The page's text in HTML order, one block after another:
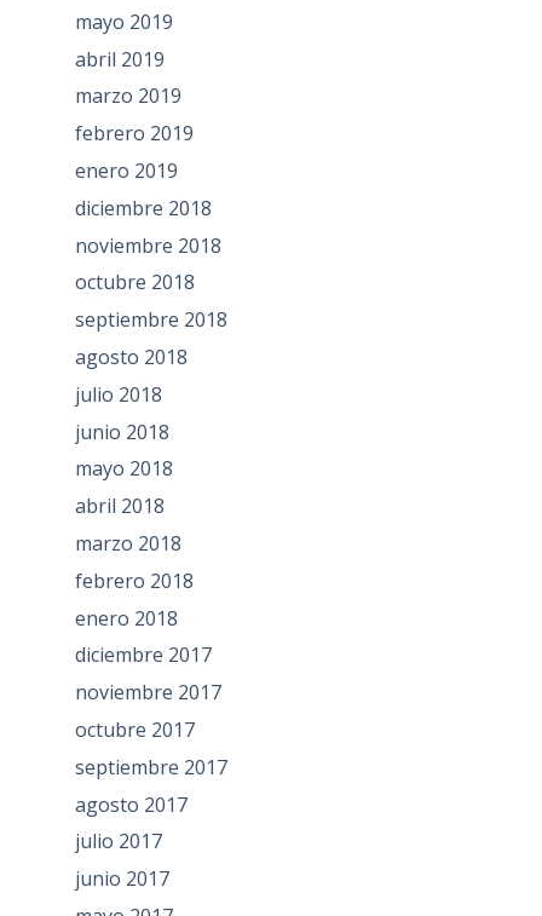
mayo 2019
abril 2019
marzo 2019
febrero 2019
enero 2019
diciembre 2018
noviembre 2018
octubre 2018
septiembre 2018
agosto 2018
julio 2018
junio 2018
mayo 2018
abril 2018
marzo 2018
febrero 2018
enero 2018
diciembre 2017
noviembre 2017
octubre 2017
septiembre 2017
agosto 2017
julio 2017
junio 2017